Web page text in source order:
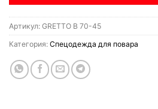
Артикул: GRETTO B 70-45
Категория: Спецодежда для повара